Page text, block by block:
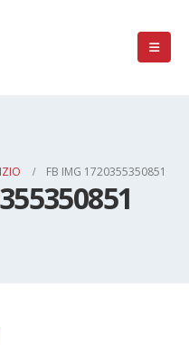
FB IMG 1720355350851